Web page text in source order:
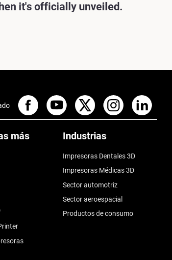
it's officially unveiled.
más
Industrias
Impresoras Dentales 3D
Impresoras Médicas 3D
Sector automotriz
Sector aeroespacial
Productos de consumo